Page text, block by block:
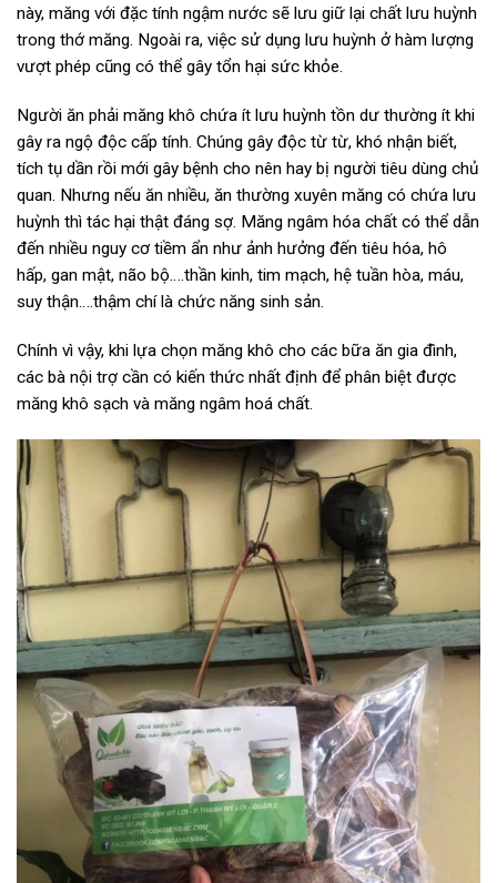
này, măng với đặc tính ngậm nước sẽ lưu giữ lại chất lưu huỳnh
trong thớ măng. Ngoài ra, việc sử dụng lưu huỳnh ở hàm lượng
vượt phép cũng có thể gây tổn hại sức khỏe.
Người ăn phải măng khô chứa ít lưu huỳnh tồn dư thường ít khi
gây ra ngộ độc cấp tính. Chúng gây độc từ từ, khó nhận biết,
tích tụ dần rồi mới gây bệnh cho nên hay bị người tiêu dùng chủ
quan. Nhưng nếu ăn nhiều, ăn thường xuyên măng có chứa lưu
huỳnh thì tác hại thật đáng sợ. Măng ngâm hóa chất có thể dẫn
đến nhiều nguy cơ tiềm ẩn như ảnh hưởng đến tiêu hóa, hô
hấp, gan mật, não bộ….thần kinh, tim mạch, hệ tuần hòa, máu,
suy thận….thậm chí là chức năng sinh sản.
Chính vì vậy, khi lựa chọn măng khô cho các bữa ăn gia đình,
các bà nội trợ cần có kiến thức nhất định để phân biệt được
măng khô sạch và măng ngâm hoá chất.